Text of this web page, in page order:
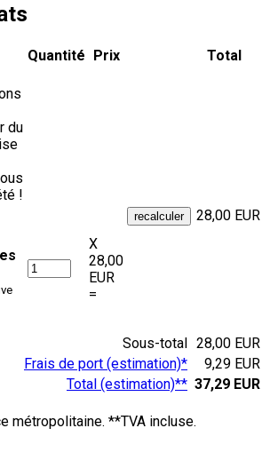
du
!
Quantité Prix Total
X
28,00
EUR
=
28,00 EUR
Sous-total 28,00 EUR
Frais de port (estimation)*
9,29 EUR
Total (estimation)** 37,29 EUR
métropolitaine. **TVA incluse.